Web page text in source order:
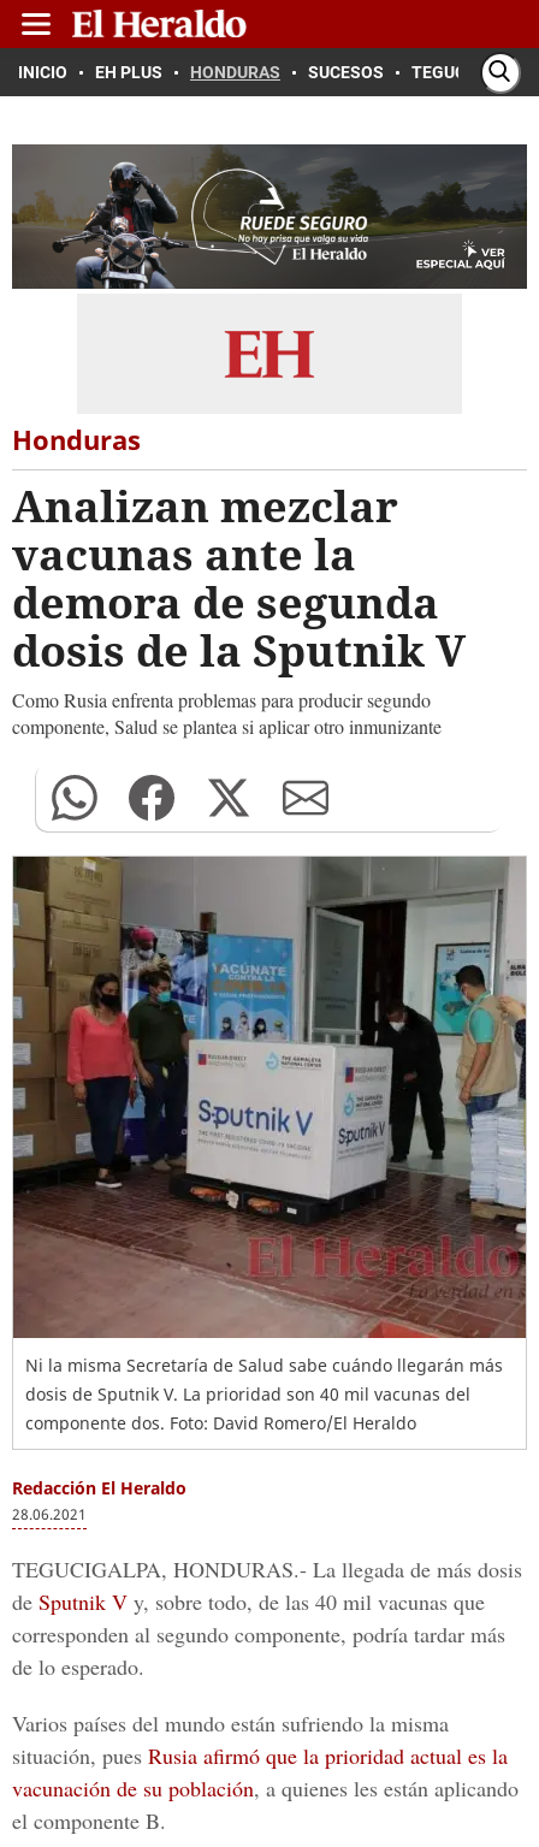
INICIO EH PLUS HONDURAS SUCESOS TEGUCIGALPA
Honduras
Analizan mezclar
vacunas ante la
demora de segunda
dosis de la Sputnik V
Como Rusia enfrenta problemas para producir segundo
componente, Salud se plantea si aplicar otro inmunizante
Ni la misma Secretaría de Salud sabe cuándo llegarán más
dosis de Sputnik V. La prioridad son 40 mil vacunas del
componente dos. Foto: David Romero/El Heraldo
Redacción El Heraldo
28.06.2021
TEGUCIGALPA, HONDURAS.- La llegada de más dosis
de Sputnik V y, sobre todo, de las 40 mil vacunas que
corresponden al segundo componente, podría tardar más
de lo esperado.
Varios países del mundo están sufriendo la misma
situación, pues Rusia afirmó que la prioridad actual es la
vacunación de su población, a quienes les están aplicando
el componente B.